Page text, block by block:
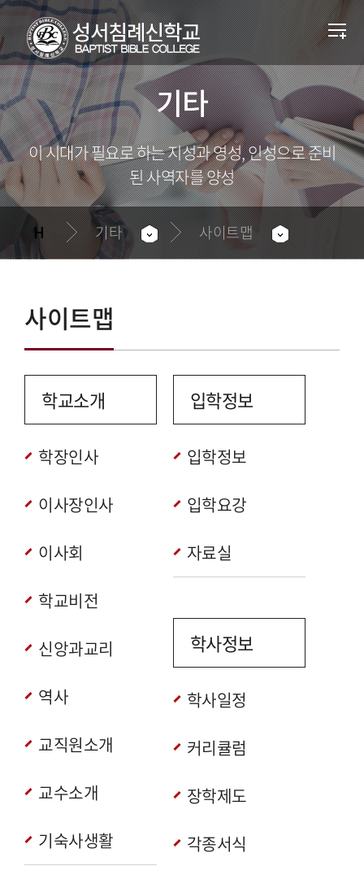
기타
이 시대가 필요로 하는 지성과 영성, 인성으로 준비
된 사역자를 양성
기타 사이트맵
사이트맵
학교소개
학장인사
이사장인사
이사회
학교비전
신앙과교리
역사
교직원소개
교수소개
기숙사생활
입학정보
입학정보
입학요강
자료실
학사정보
학사일정
커리큘럼
장학제도
각종서식